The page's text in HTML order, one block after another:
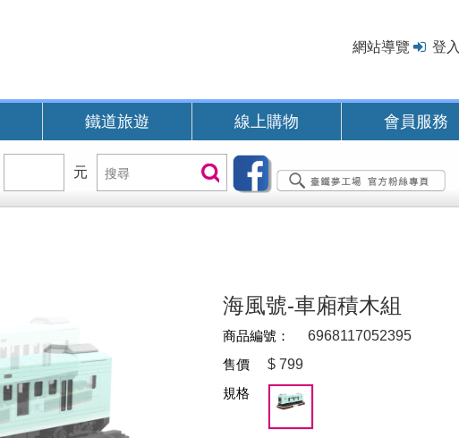
網站導覽 登入
鐵道旅遊 線上購物 會員服務
位
元
搜
尋
搜尋
海風號-車廂積木組
商品編號：
6968117052395
售價
$ 799
規格